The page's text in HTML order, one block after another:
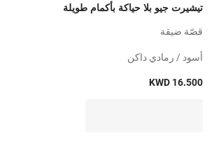
تيشيرت جيو بلا حياكة بأكمام طويلة
قصّة ضيقة
أسود / رمادي داكن
KWD 16.500